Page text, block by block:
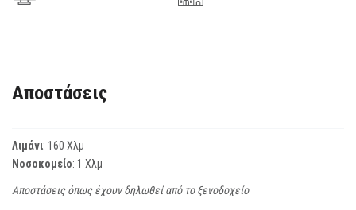
Αποστάσεις
Λιμάνι: 160 Χλμ
Νοσοκομείο: 1 Χλμ
Αποστάσεις όπως έχουν δηλωθεί από το ξενοδοχείο